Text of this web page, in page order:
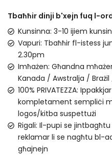
Tbaħħir dinji b'xejn fuq l-
Kunsinna: 3-10 ijiem
Vapuri: Tbaħħir fl-istess
2.30pm
Imħażen: Għandna
Kanada / Awstralja /
100% PRIVATEZZA:
kompletament sempliċi
logos/kitba suspettużi
Rigali: Il-pupi se
reklamar li se nagħtu bl-
għajnejn